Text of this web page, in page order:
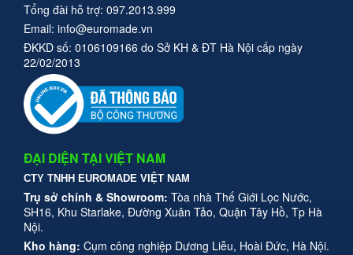
Tổng đài hỗ trợ: 097.2013.999
Email: info@euromade.vn
ĐKKD số: 0106109166 do Sở KH & ĐT Hà Nội cấp ngày
22/02/2013
ĐẠI DIỆN TẠI VIỆT NAM
CTY TNHH EUROMADE VIỆT NAM
Trụ sở chính & Showroom: Tòa nhà Thế Giới Lọc Nước,
SH16, Khu Starlake, Đường Xuân Tảo, Quận Tây Hồ, Tp Hà
Nội.
Kho hàng: Cụm công nghiệp Dương Liễu, Hoài Đức, Hà Nội.